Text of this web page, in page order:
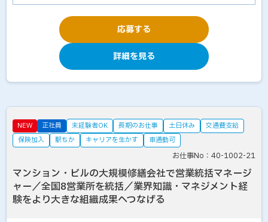
応募する
詳細を見る
NEW 正社員 未経験者OK 長期のお仕事 土日休み
交通費支給
保険加入
駅ちか キャリアを生かす 車通勤可
お仕事No：40-1002-21
マンション・ビルの大規模修繕会社で営業統括マネージ
ャー／全国8営業所を統括／業界知識・マネジメント経
験をより大きな組織成果へつなげる